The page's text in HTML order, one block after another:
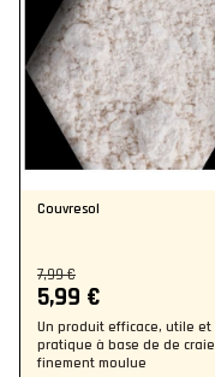
Couvresol
7,99 €
5,99 €
Un produit efficace, utile et
pratique à base de de craie
finement moulue